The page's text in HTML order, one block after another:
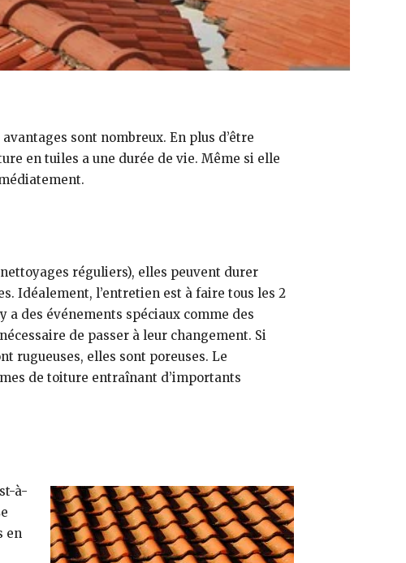
sont nombreux. En plus d’être
en tuiles a une durée de vie. Même si elle
réguliers), elles peuvent durer
Idéalement, l’entretien est à faire tous les 2
a des événements spéciaux comme des
de passer à leur changement. Si
rugueuses, elles sont poreuses. Le
de toiture entraînant d’importants
à-
en